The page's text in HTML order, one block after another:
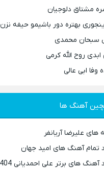
مشتاق دلوجیان
بهتره دور باشیمو حیفه نزن
محمدی
روح الله کرمی
وفا ابی عالی
آهنگ ها
های علیرضا آریانفر
تمام آهنگ های امید جهان
آهنگ های برتر علی احمدیانی 1404